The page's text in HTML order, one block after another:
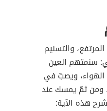
والتسنيم
سنمتهم العين
الهواء، ويصبّ في
ومن ثمّ يمسك عند
هذه الآية: